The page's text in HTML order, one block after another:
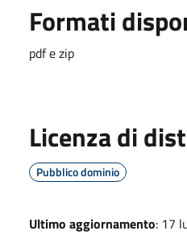
Formati
pdf e zip
Licenza di
Pubblico dominio
Ultimo aggiornamento: 17